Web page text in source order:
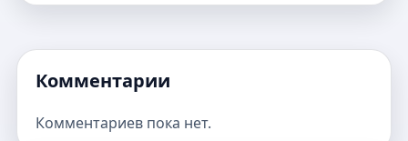
Комментарии
Комментариев пока нет.